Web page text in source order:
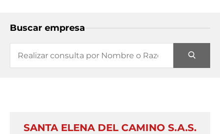
Buscar empresa
SANTA ELENA DEL CAMINO S.A.S.